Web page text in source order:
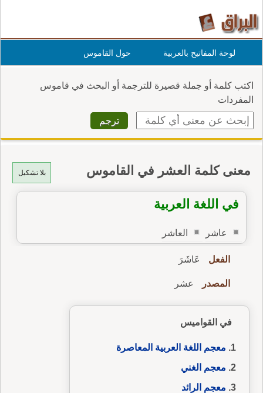
لوحة المفاتيح بالعربية حول القاموس
اكتب كلمة أو جملة قصيرة للترجمة أو البحث في قاموس
المفردات
بلا تشكيل معنى كلمة العشر في القاموس
في اللغة العربية
عاشر العاشر
الفعل عَاشَرَ
المصدر عشر
في القواميس
معجم اللغة العربية المعاصرة
معجم الغني
معجم الرائد